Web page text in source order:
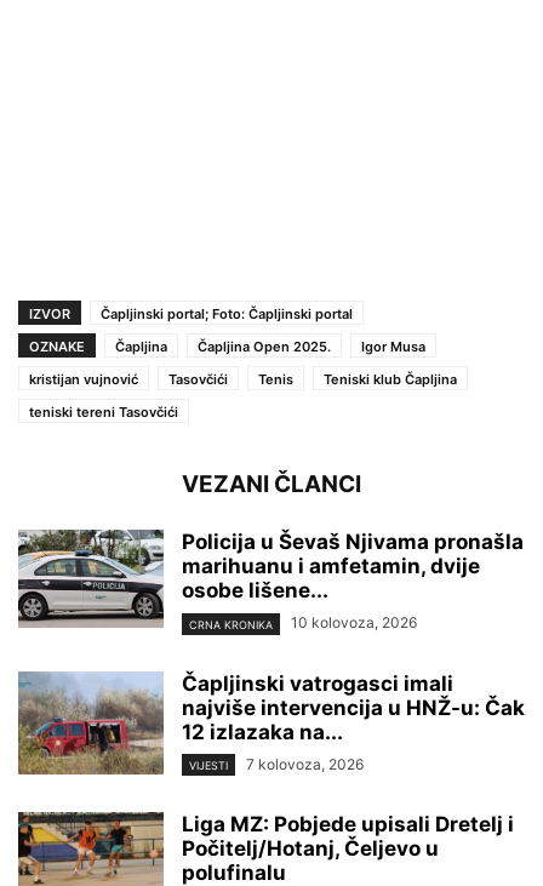
IZVOR
Čapljinski portal; Foto: Čapljinski portal
OZNAKE
Čapljina Čapljina Open 2025.
Igor Musa
kristijan vujnović
Tasovčići Tenis
Teniski klub Čapljina
teniski tereni Tasovčići
VEZANI ČLANCI
Policija u Ševaš Njivama pronašla
marihuanu i amfetamin, dvije
osobe lišene...
CRNA KRONIKA 10 kolovoza, 2026
Čapljinski vatrogasci imali
najviše intervencija u HNŽ-u: Čak
12 izlazaka na...
VIJESTI 7 kolovoza, 2026
Liga MZ: Pobjede upisali Dretelj i
Počitelj/Hotanj, Čeljevo u
polufinalu